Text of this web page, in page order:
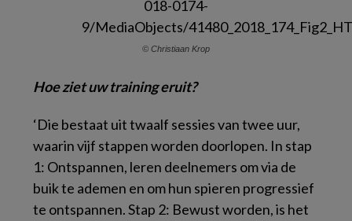
© Christiaan Krop
Hoe ziet uw training eruit?
‘Die bestaat uit twaalf sessies van twee uur,
waarin vijf stappen worden doorlopen. In stap
1: Ontspannen, leren deelnemers om via de
buik te ademen en om hun spieren progressief
te ontspannen. Stap 2: Bewust worden, is het